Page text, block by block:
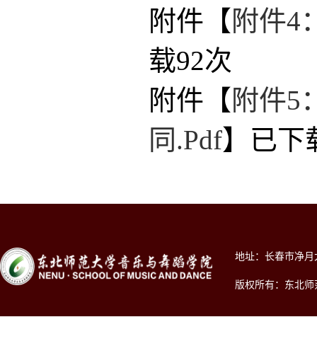
附件【 附件4
载92次
附件【 附件5
同.pdf】已下
地址：长春市净
版权所有：东北